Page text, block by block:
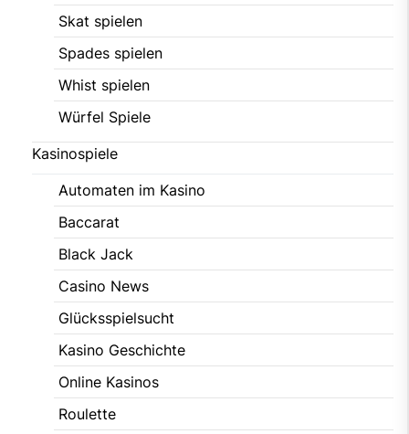
Skat spielen
Spades spielen
Whist spielen
Würfel Spiele
Kasinospiele
Automaten im Kasino
Baccarat
Black Jack
Casino News
Glücksspielsucht
Kasino Geschichte
Online Kasinos
Roulette